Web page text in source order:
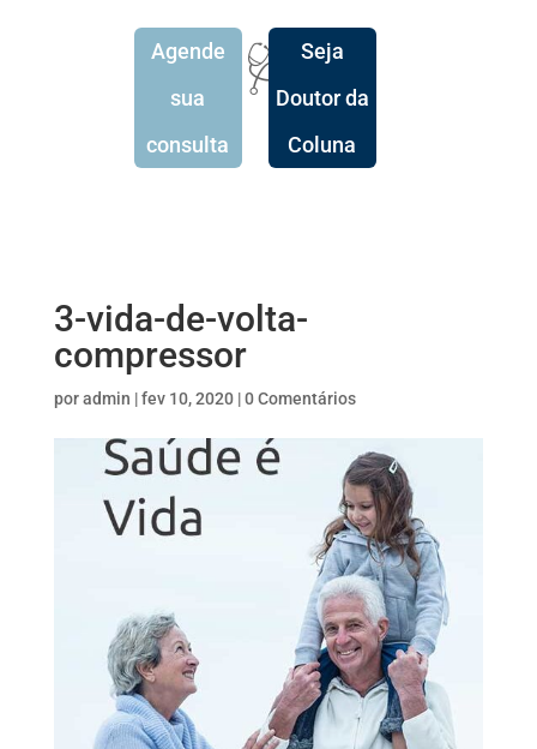
Agende
sua
consulta
🩺
Seja
Doutor da
Coluna
3-vida-de-volta-
compressor
poradmin |fev 10, 2020|0 Comentários